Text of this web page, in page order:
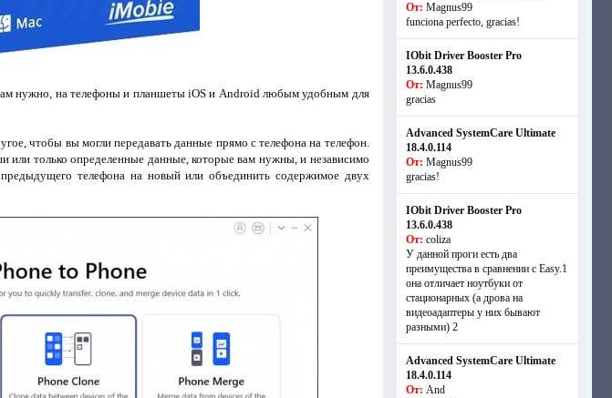
нужно, на телефоны и планшеты iOS и Android любым удобным для
чтобы вы могли передавать данные прямо с телефона на телефон.
или только определенные данные, которые вам нужны, и независимо
телефона на новый или объединить содержимое двух
От: Magnus99
funciona perfecto, gracias!
IObit Driver Booster Pro
13.6.0.438
От: Magnus99
gracias
Advanced SystemCare Ultimate
18.4.0.114
От: Magnus99
gracias!
IObit Driver Booster Pro
13.6.0.438
От: coliza
У данной проги есть два
преимущества в сравнении с Easy.1
она отличает ноутбуки от
стационарных (а дрова на
видеоадаптеры у них бывают
разными) 2
Advanced SystemCare Ultimate
18.4.0.114
От: And